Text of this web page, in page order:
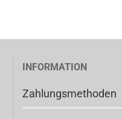
INFORMATION
Zahlungsmethoden